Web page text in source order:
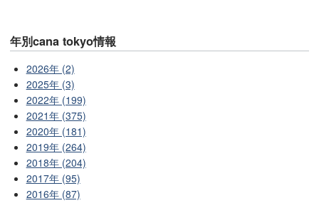
年別cana tokyo情報
2026年 (2)
2025年 (3)
2022年 (199)
2021年 (375)
2020年 (181)
2019年 (264)
2018年 (204)
2017年 (95)
2016年 (87)